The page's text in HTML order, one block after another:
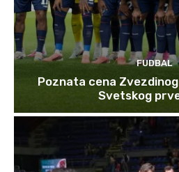
FUDBAL
Poznata cena
Svetskog